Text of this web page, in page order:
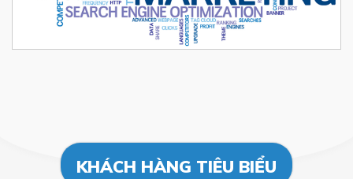
KHÁCH HÀNG TIÊU BIỂU